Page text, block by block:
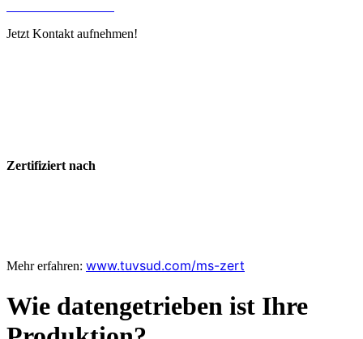
Jetzt Kontakt aufnehmen!
Zertifiziert nach
Mehr erfahren: www.tuvsud.com/ms-zert
Wie datengetrieben ist Ihre